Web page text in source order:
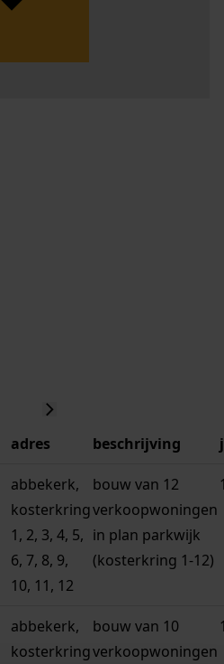
adres beschrijving
abbekerk,
kosterkring
1, 2, 3, 4, 5,
6, 7, 8, 9,
10, 11, 12
bouw van 12
verkoopwoningen
in plan parkwijk
(kosterkring 1-12)
abbekerk,
kosterkring
bouw van 10
verkoopwoningen